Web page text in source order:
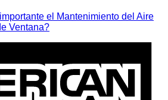
qué
hacer
aire
acondicionado
el Mantenimiento del Aire
Ventana?No
¿Por
qué